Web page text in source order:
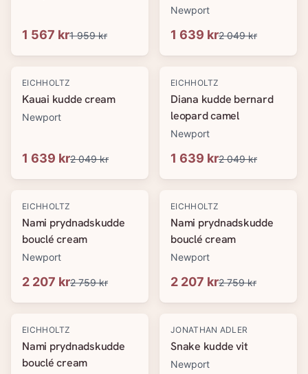
1 567 kr1 959 kr
Newport
1 639 kr2 049 kr
-20%
EICHHOLTZ
Kauai kudde cream
Newport
1 639 kr2 049 kr
-20%
EICHHOLTZ
Diana kudde bernard
leopard camel
Newport
1 639 kr2 049 kr
-20%
EICHHOLTZ
Nami prydnadskudde
bouclé cream
Newport
2 207 kr2 759 kr
-20%
EICHHOLTZ
Nami prydnadskudde
bouclé cream
Newport
2 207 kr2 759 kr
-20%
EICHHOLTZ
Nami prydnadskudde
bouclé cream
-20%
JONATHAN ADLER
Snake kudde vit
Newport